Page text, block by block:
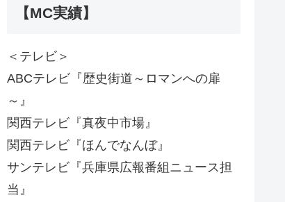
【MC実績】
＜テレビ＞
ABCテレビ『歴史街道～ロマンへの扉
～』
関西テレビ『真夜中市場』
関西テレビ『ほんでなんぼ』
サンテレビ『兵庫県広報番組ニュース担
当』